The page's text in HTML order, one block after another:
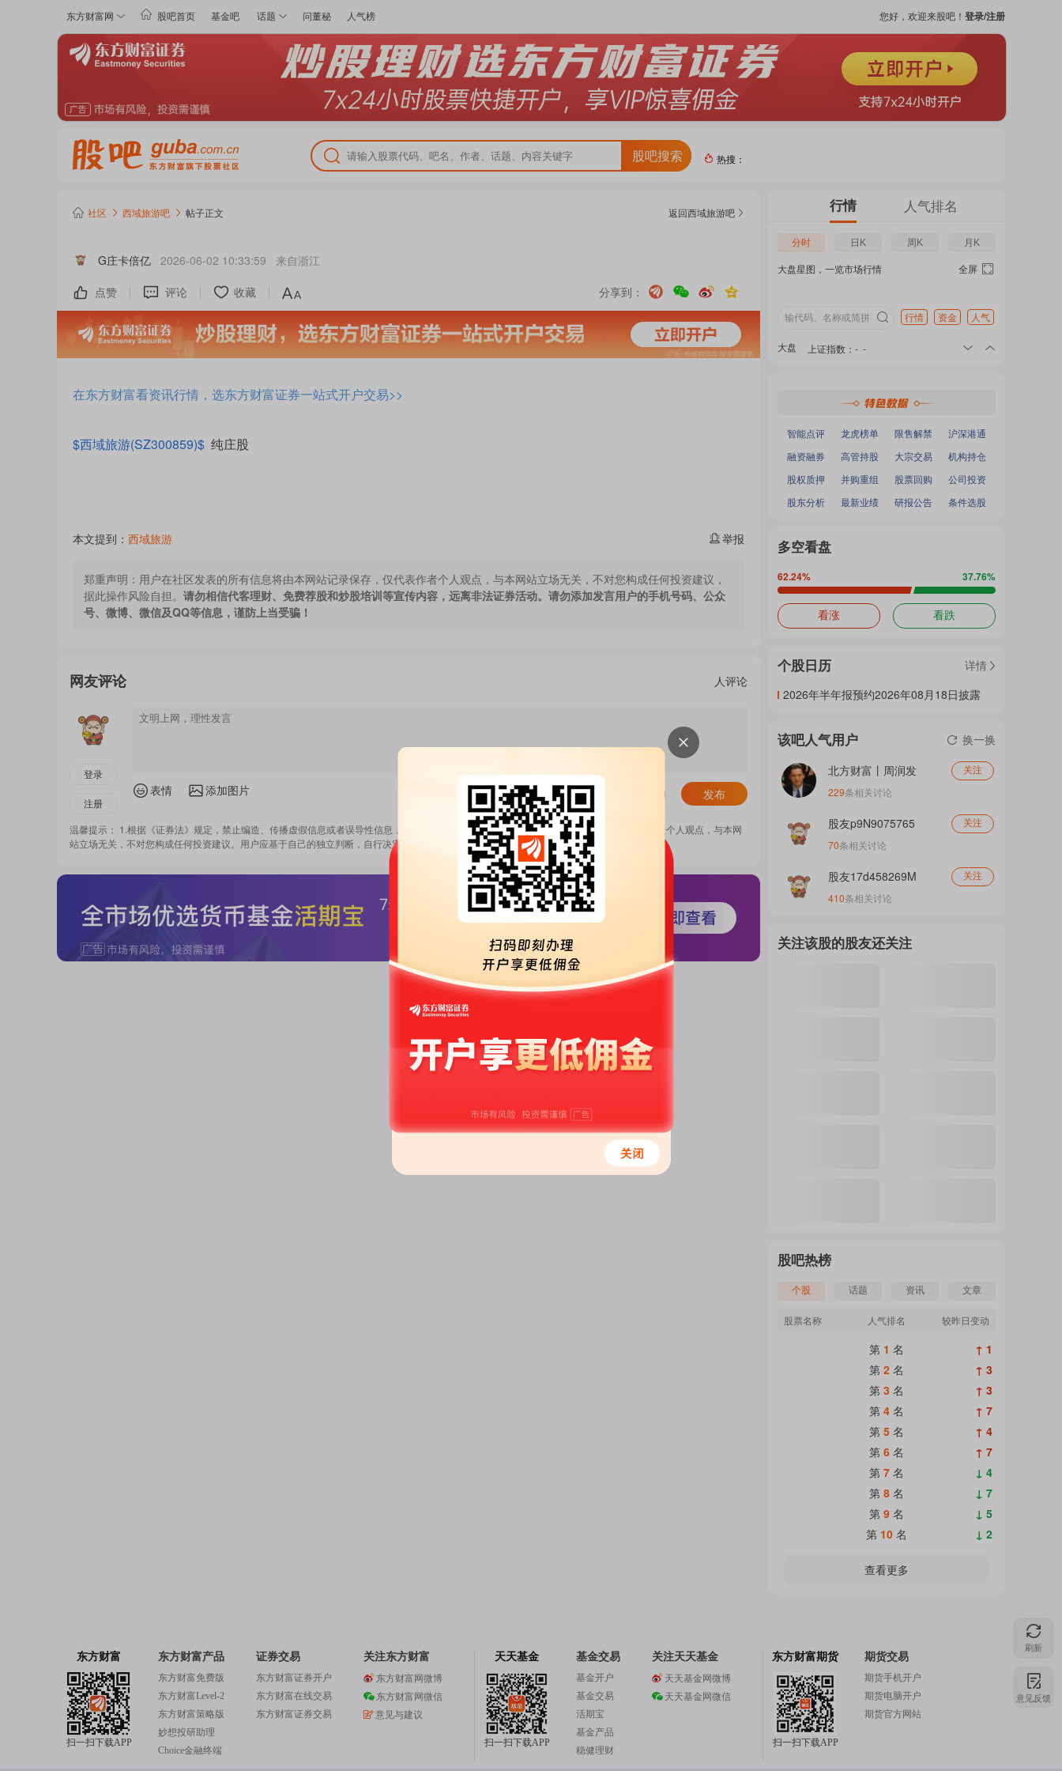
东方财富网 股吧首页 基金吧 话题 问董秘 人气榜 您好，欢迎来股吧！ 登录/注册
股吧搜索
热门
吧
热
题
热
概
热搜：
社区 西域旅游吧 帖子正文 返回西域旅游吧
G庄卡倍亿 2026-06-02 10:33:59 来自浙江
点赞
评论 收藏 分享到：
在东方财富看资讯行情，选东方财富证券一站式开户交易>>
$西域旅游(SZ300859)$ 纯庄股
本文提到： 西域旅游 举报
郑重声明： 用户在社区发表的所有信息将由本网站记录保存，仅代表作者个人观点，与本网站立场无关，不对您构成任何投资建议，
据此操作风险自担。 请勿相信代客理财、免费荐股和炒股培训等宣传内容，远离非法证券活动。请勿添加发言用户的手机号码、公众
号、微博、微信及QQ等信息，谨防上当受骗！
网友评论 人评论
登录
注册
表情 添加图片 发布
温馨提示： 1.根据《证券法》规定，禁止编造、传播虚假信息或者误导性信息，扰乱证券市场；2.用户在本社区发表的所有资料、言论等仅代表个人观点，与本网
站立场无关，不对您构成任何投资建议。用户应基于自己的独立判断，自行决定证券投资并承担相应风险。 《东方财富社区管理规定》
行情 人气排名
分时 日K 周K 月K
大盘星图，一览市场行情 全屏
行情 资金 人气
大盘 上证指数 ： - -
：- -
智能点评 龙虎榜单 限售解禁
沪深港通
融资融券
高管持股 大宗交易
机构持仓
股权质押
并购重组 股票回购
公司投资
股东分析
最新业绩 研报公告 条件选股
多空看盘
62.24% 37.76%
看涨 看跌
个股日历
详情
2026年半年报预约2026年08月18日披露
该吧人气用户 换一换
北方财富丨周润发 关注
229条相关讨论
股友p9N9075765 关注
70条相关讨论
股友17d458269M 关注
410条相关讨论
关注该股的股友还关注
股吧热榜
个股 话题 资讯 文章
股票名称 人气排名 较昨日变动
第 1 名
↑ 1
第 2 名
↑ 3
第 3 名
↑ 3
第 4 名
↑ 7
第 5 名
↑ 4
第 6 名
↑ 7
第 7 名
↓ 4
第 8 名
↓ 7
第 9 名
↓ 5
第 10 名 ↓ 2
查看更多
刷新
意见反馈
东方财富
扫一扫下载APP
东方财富产品
东方财富免费版
东方财富Level-2
东方财富策略版
妙想投研助理
Choice金融终端
证券交易
东方财富证券开户
东方财富在线交易
东方财富证券交易
关注东方财富
东方财富网微博
东方财富网微信
意见与建议
天天基金
扫一扫下载APP
基金交易
基金开户
基金交易
活期宝
基金产品
稳健理财
关注天天基金
天天基金网微博
天天基金网微信
东方财富期货
扫一扫下载APP
期货交易
期货手机开户
期货电脑开户
期货官方网站